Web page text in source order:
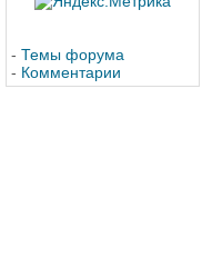
- Темы форума
- Комментарии